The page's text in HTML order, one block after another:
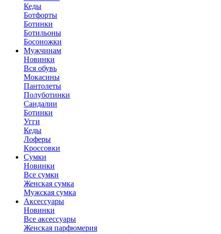
Кеды
Ботфорты
Ботинки
Ботильоны
Босоножки
Мужчинам
Новинки
Вся обувь
Мокасины
Пантолеты
Полуботинки
Сандалии
Ботинки
Угги
Кеды
Лоферы
Кроссовки
Сумки
Новинки
Все сумки
Женская сумка
Мужская сумка
Аксессуары
Новинки
Все аксессуары
Женская парфюмерия